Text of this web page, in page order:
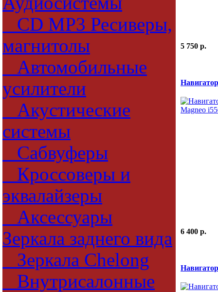
CD MP3 Ресиверы,
магнитолы
Автомобильные
усилители
Акустические
системы
Сабвуферы
Кроссоверы и
эквалайзеры
Аксессуары
Зеркала заднего вида
Зеркала Chelong
Внутрисалонные
5 750 p.
6 400 p.